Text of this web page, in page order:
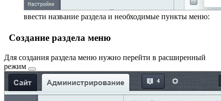
ввести название раздела и необходимые пункты меню:
Создание раздела меню
Для создания раздела меню нужно перейти в расширенный
режим